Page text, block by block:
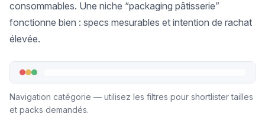
consommables. Une niche “packaging pâtisserie”
fonctionne bien : specs mesurables et intention de rachat
élevée.
Navigation catégorie — utilisez les filtres pour shortlister tailles
et packs demandés.